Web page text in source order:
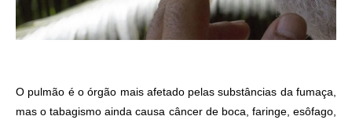
O pulmão é o órgão mais afetado pelas substâncias da fumaça,
mas o tabagismo ainda causa câncer de boca, faringe, esôfago,